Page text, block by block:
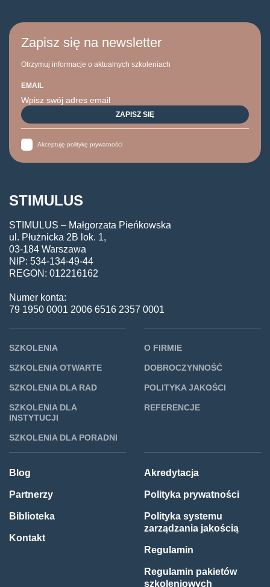
Zapisz się na newsletter
Otrzymuj informacje o aktualnych szkoleniach
EMAIL
Akceptuję politykę prywatności
STIMULUS
STIMULUS – Małgorzata Pieńkowska
ul. Płużnicka 2B lok. 1,
03-184 Warszawa
NIP: 534-134-49-44
REGON: 012216162
Numer konta:
79 1950 0001 2006 6516 2357 0001
SZKOLENIA
SZKOLENIA OTWARTE
SZKOLENIA DLA RAD
SZKOLENIA DLA
INSTYTUCJI
SZKOLENIA DLA PORADNI
O FIRMIE
DOBROCZYNNOŚĆ
POLITYKA JAKOŚCI
REFERENCJE
Blog
Partnerzy
Biblioteka
Kontakt
Akredytacja
Polityka prywatności
Polityka systemu
zarządzania jakością
Regulamin
Regulamin pakietów
szkoleniowych